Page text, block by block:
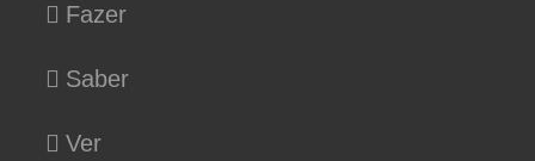
Fazer
Saber
Ver